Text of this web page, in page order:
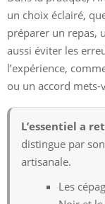
un choix éclairé,
préparer un repas,
aussi éviter les
l’expérience,
ou un accord mets-
L’essentiel a
distingue par
artisanale.
Les